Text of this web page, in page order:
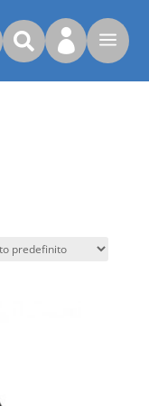
  a